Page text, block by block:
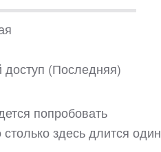
(Последняя)
попробовать
здесь длится один